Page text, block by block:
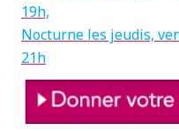
19h,
Nocturne les jeudis,
21h